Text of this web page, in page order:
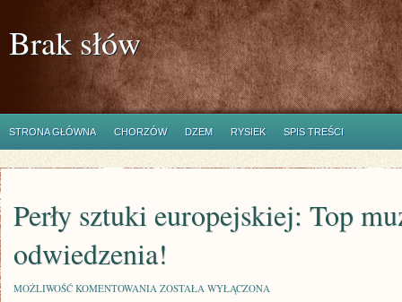
Brak słów
STRONA GŁÓWNA CHORZÓW DZEM RYSIEK SPIS TREŚCI
Perły sztuki europejskiej: Top
odwiedzenia!
MOŻLIWOŚĆ KOMENTOWANIA PERŁY
ZOSTAŁA WYŁĄCZONA